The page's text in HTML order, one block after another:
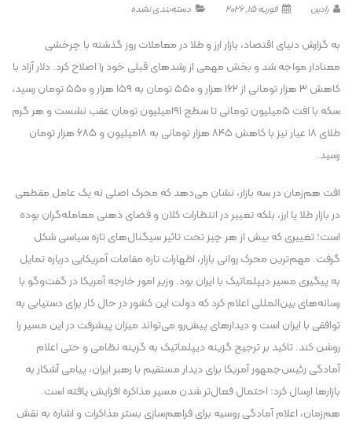
رادین فوریه 15, 2026 دسته‌بندی نشده
به گزارش دنیای اقتصاد، بازار ارز و طلا در معاملات روز گذشته با چرخشی
معنادار مواجه شد و بخش مهمی از رشد‌های قبلی خود را اصلاح کرد. دلار آزاد با
کاهش ۳ هزار تومانی از ۱۶۲ هزار و ۵۵۰ تومان به ۱۵۹ هزار و ۵۵۰ تومان رسید،
سکه با افت ۵‌میلیون تومانی تا سطح ۱۹۱‌میلیون تومان عقب نشست و هر گرم
طلای ۱۸ عیار نیز با کاهش ۸۴۵ هزار تومانی به ۱۸‌میلیون و ۶۸۵ هزار تومان
رسید.
افت هم‌زمان در سه بازار، نشان می‌دهد که محرک اصلی نه یک عامل مقطعی
در بازار طلا یا ارز، بلکه تغییر در انتظارات کلان و فضای ذهنی معامله‌گران بوده
است؛ تغییری که بیش از هر چیز تحت تاثیر سیگنال‌های تازه سیاسی شکل
گرفت. مهم‌ترین محرک روانی بازار، اظهارات تازه مقامات آمریکایی درباره تمایل
به پیگیری مسیر دیپلماتیک با ایران بود. وزیر امور خارجه آمریکا در گفت‌و‌گو با
رسانه‌های بین‌المللی اعلام کرد که دولت این کشور در حال کار برای دستیابی به
توافقی با ایران است و دیدار‌های پیش‌رو می‌تواند میزان پیشرفت در این مسیر را
روشن کند. تاکید بر ترجیح گزینه دیپلماتیک به گزینه نظامی و حتی اعلام
آمادگی رئیس‌جمهور آمریکا برای دیدار مستقیم با رهبر ایران، پیامی آشکار به
بازار‌ها ارسال کرد: احتمال فعال‌تر شدن مسیر مذاکره افزایش یافته است.
هم‌زمان، اعلام آمادگی روسیه برای فراهم‌سازی بستر مذاکرات و اشاره به نقش